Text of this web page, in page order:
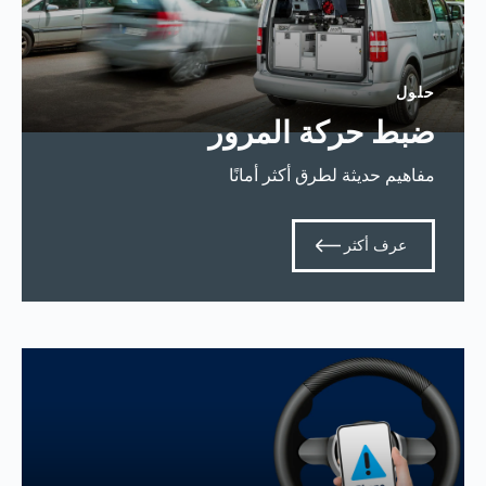
حلول
ضبط حركة المرور
مفاهيم حديثة لطرق أكثر أمانًا
عرف أكثر